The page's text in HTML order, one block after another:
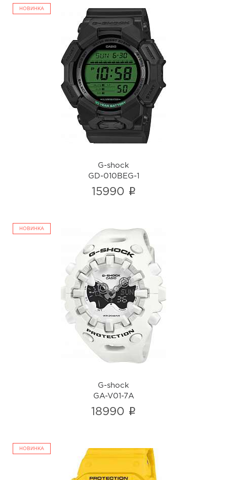
НОВИНКА
G-shock
GD-010BEG-1
i
G-shock
GD-010BEG-1
15990 i
НОВИНКА
G-shock
GA-V01-7A
i
G-shock
GA-V01-7A
18990 i
НОВИНКА